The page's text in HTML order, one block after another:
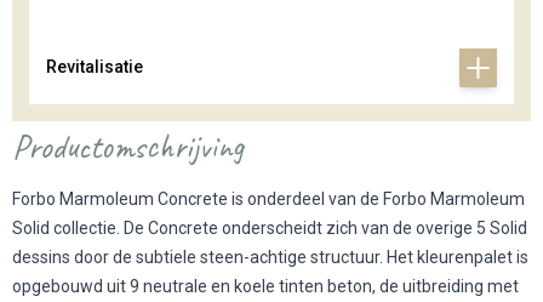
Revitalisatie
Productomschrijving
Forbo Marmoleum Concrete is onderdeel van de Forbo Marmoleum
Solid collectie. De Concrete onderscheidt zich van de overige 5 Solid
dessins door de subtiele steen-achtige structuur. Het kleurenpalet is
opgebouwd uit 9 neutrale en koele tinten beton, de uitbreiding met